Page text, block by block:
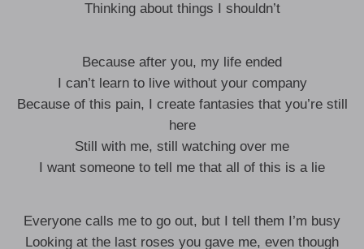
Thinking about things I shouldn’t
Because after you, my life ended
I can’t learn to live without your company
Because of this pain, I create fantasies that you’re still
here
Still with me, still watching over me
I want someone to tell me that all of this is a lie
Everyone calls me to go out, but I tell them I’m busy
Looking at the last roses you gave me, even though